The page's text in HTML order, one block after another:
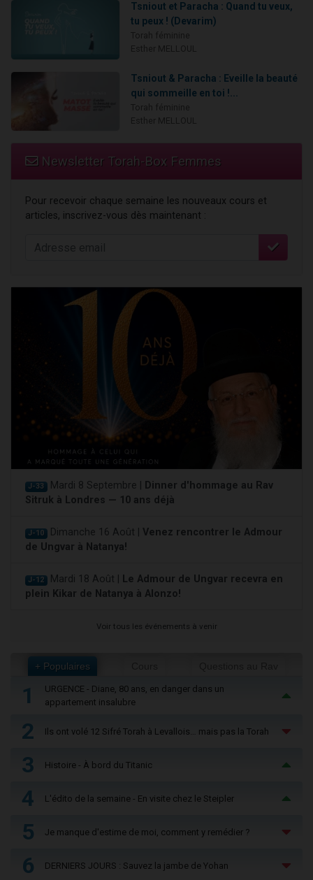
Tsniout et Paracha : Quand tu veux,
tu peux ! (Devarim)
Tsniout & Paracha : Eveille la beauté
qui sommeille en toi !...
Newsletter Torah-Box Femmes
Pour recevoir chaque semaine les nouveaux cours et
articles, inscrivez-vous dès maintenant :
J-33 Mardi 8 Septembre | Dinner d'hommage au Rav
Sitruk à Londres — 10 ans déjà
J-10 Dimanche 16 Août | Venez rencontrer le Admour
de Ungvar à Natanya!
J-12 Mardi 18 Août | Le Admour de Ungvar recevra en
plein Kikar de Natanya à Alonzo!
Voir tous les événements à venir
+ Populaires
1
URGENCE - Diane, 80 ans, en danger dans un
appartement insalubre
2 Ils ont volé 12 Sifré Torah à Levallois… mais pas la Torah
3 Histoire - À bord du Titanic
4 L'édito de la semaine - En visite chez le Steipler
5 Je manque d'estime de moi, comment y remédier ?
6 DERNIERS JOURS : Sauvez la jambe de Yohan